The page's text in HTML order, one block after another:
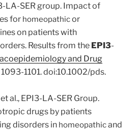
LA-SER group. Impact of
for homeopathicor
on patients with
Results from the EPI3-
and Drug
1093-1101. doi:10.1002/pds.
al., EPI3-LA-SER Group.
drugs by patients
disorders in homeopathicand